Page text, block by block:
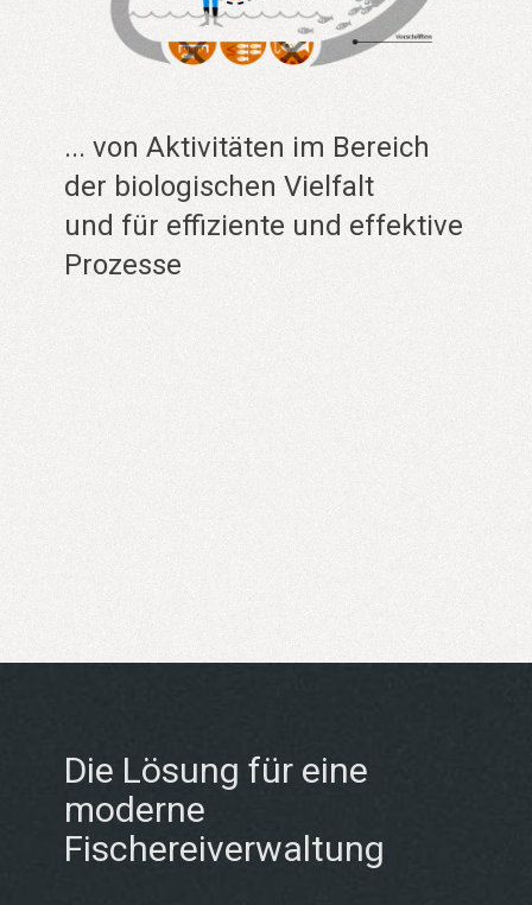
... von Aktivitäten im Bereich
der biologischen Vielfalt
und für effiziente und effektive
Prozesse
Die Lösung für eine
moderne
Fischereiverwaltung